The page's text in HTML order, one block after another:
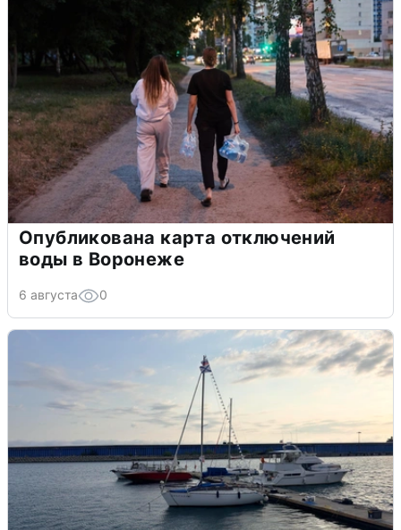
Опубликована карта отключений
воды в Воронеже
6 августа 0